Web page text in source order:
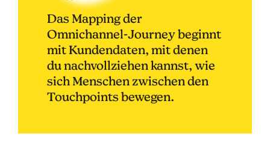
Das Mapping der
Omnichannel-Journey beginnt
mit Kundendaten, mit denen
du nachvollziehen kannst, wie
sich Menschen zwischen den
Touchpoints bewegen.